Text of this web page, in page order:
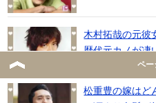
木村拓哉の元彼
歴代元カノが凄
松重豊の嫁はど
ペー